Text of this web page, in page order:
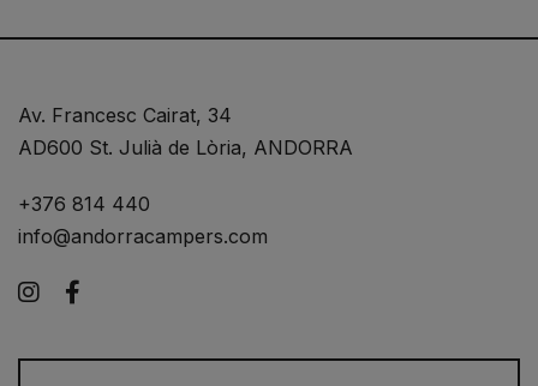
Av. Francesc Cairat, 34
AD600 St. Julià de Lòria, ANDORRA
+376 814 440
info@andorracampers.com
Instagram